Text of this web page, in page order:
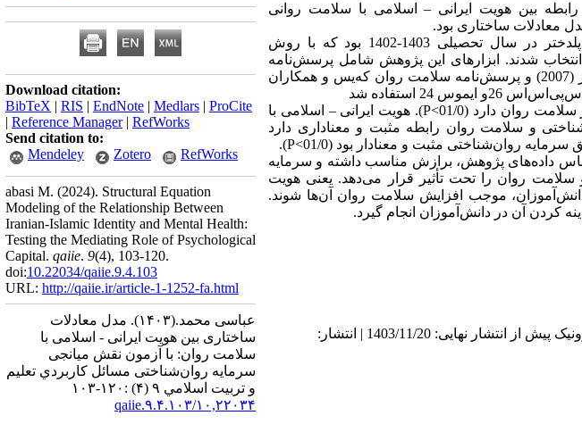
بین هویت ایرانی – اسلامی با سلامت روانی
معادلات ساختاری بود.
جامعه آماری پژوهش شامل دانش‌آموزان متوسطه دوم شهرستان پلدختر در سال تحصیلی 1403-1402 بود که با روش
300 دانش‌آموز به‌عنوان نمونه انتخاب شدند. ابزارهای این پژوهش شامل پرسش‌نامه
هویت ایرانی – اسلامی راشدی (1400)، پرسش‌نامه سرمایه روان‌شناختی لوتانز (2007) و پرسش‌نامه سلامت روان که‌یس و همکاران
روان دارد (01/0> P). هویت ایرانی – اسلامی با
و سلامت روان رابطه مثبت و معناداری دارد
روان‌شناختی مثبت و معنادار بود (01/0> P
).
داده‌های پژوهش، برازش مناسب داشته و سرمایه
روان را تحت تأثیر قرار می‌دهد. یعنی هویت
دانش‌آموزان، موجب افزایش سلامت روان آن‌ها شوند.
کردن آن در دانش‌آموزان انجام گیرد.
دریافت: 1403/9/29 | ویرایش نهایی: 1404/1/23 | پذیرش: 1403/11/5 | انتشار الکترونیک پیش از انتشار نهایی: 1403/11/20 | انتشار:
Download citation:
BibTeX | RIS | EndNote | Medlars | ProCite
| Reference Manager| RefWorks
Send citation to:
Mendeley
Zotero RefWorks
abasi M. (2024). Structural Equation
Modeling of the Relationship Between
Iranian-Islamic Identity and Mental Health:
Testing the Mediating Role of Psychological
Capital. qaiie. 9(4), 103-120.
doi:10.22034/qaiie.9.4.103
URL: http://qaiie.ir/article-1-1252-fa.html
عباسی محمد.(۱۴۰۳).
مدل معادلات
ساختاری بین هویت ایرانی - اسلامی با
سلامت روان: با آزمون نقش میانجی
سرمایه روان‌شناختی مسائل كاربردي تعليم
و تربيت اسلامي ۹ (۴) :۱۲۰-۱۰۳
۱۰,۲۲۰۳۴/qaiie.۹.۴.۱۰۳